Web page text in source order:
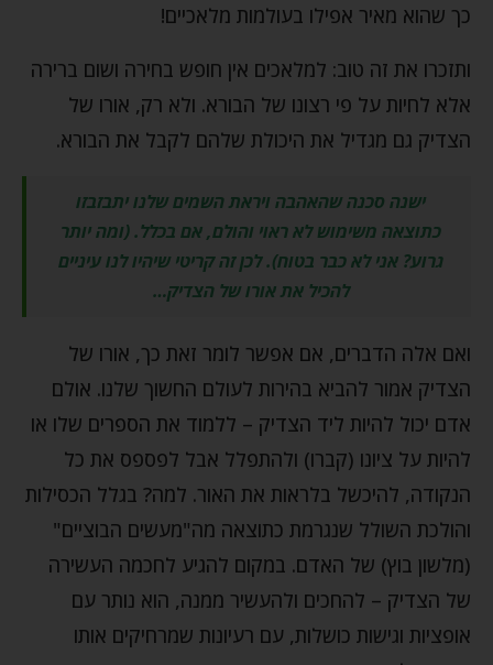
כך שהוא מאיר אפילו בעולמות מלאכיים!
ותזכרו את זה טוב: למלאכים אין חופש בחירה ושום ברירה
אלא לחיות על פי רצונו של הבורא. ולא רק, אורו של
הצדיק גם מגדיל את היכולת שלהם לקבל את הבורא.
ישנה סכנה שהאהבה ויראת השמים שלנו יתבזבזו
כתוצאה משימוש לא ראוי והולם, אם בכלל. (ומה יותר
גרוע? אני לא כבר בטוח). לכן זה קריטי שיהיו לנו עיניים
להכיל את אורו של הצדיק…
ואם אלה הדברים, אם אפשר לומר זאת כך, אורו של
הצדיק אמור להביא בהירות לעולם החשוך שלנו. אולם
אדם יכול להיות ליד הצדיק – ללמוד את הספרים שלו או
להיות על ציונו (קברו) ולהתפלל אבל לפספס את כל
הנקודה, להיכשל בלראות את האור. למה? בגלל הכסילות
והולכת השולל שנגרמת כתוצאה מה"מעשים הבוציים"
(מלשון בוץ) של האדם. במקום להגיע לחכמה העשירה
של הצדיק – להחכים ולהעשיר ממנה, הוא נותר עם
אופציות וגישות כושלות, עם רעיונות שמרחיקים אותו